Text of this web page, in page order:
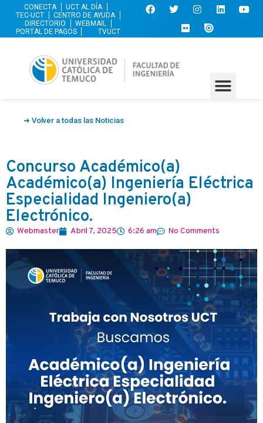
CONECTA
UCT AL DÍA
TEC-UCT
CENTRO DE AYUDA
DIRECTORIO
WEBMAIL
PORTAL DE PAGOS
TVUCT
➜ Volver a todas las Noticias
Concurso Académico(a)
Académico(a) Ingeniería Eléctrica
Especialidad Ingeniero(a)
Electrónico.
Webmaster Abril 7, 2025 6:26 am No Comments